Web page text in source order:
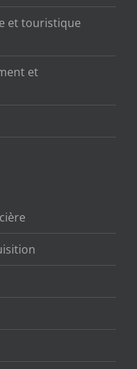
et touristique
et